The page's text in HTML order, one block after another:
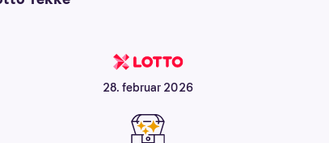
28. februar 2026